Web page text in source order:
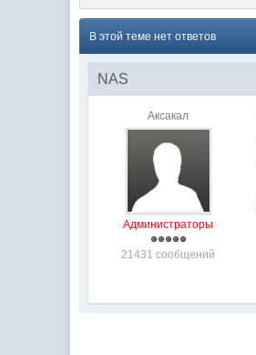
В этой теме нет ответов
NAS
Аксакал
Администраторы
21431 сообщений